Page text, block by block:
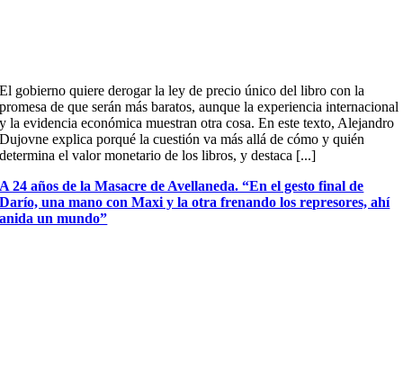
El gobierno quiere derogar la ley de precio único del libro con la
promesa de que serán más baratos, aunque la experiencia internacional
y la evidencia económica muestran otra cosa. En este texto, Alejandro
Dujovne explica porqué la cuestión va más allá de cómo y quién
determina el valor monetario de los libros, y destaca [...]
A 24 años de la Masacre de Avellaneda. “En el gesto final de
Darío, una mano con Maxi y la otra frenando los represores, ahí
anida un mundo”